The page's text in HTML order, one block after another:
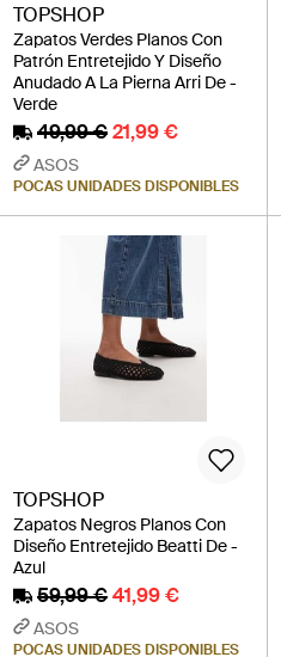
TOPSHOP
Zapatos Verdes Planos Con
Patrón Entretejido Y Diseño
Anudado A La Pierna Arri De -
Verde
49,99 €21,99 €
ASOS
POCAS UNIDADES DISPONIBLES
TOPSHOP
Zapatos Negros Planos Con
Diseño Entretejido Beatti De -
Azul
59,99 €41,99 €
ASOS
POCAS UNIDADES DISPONIBLES